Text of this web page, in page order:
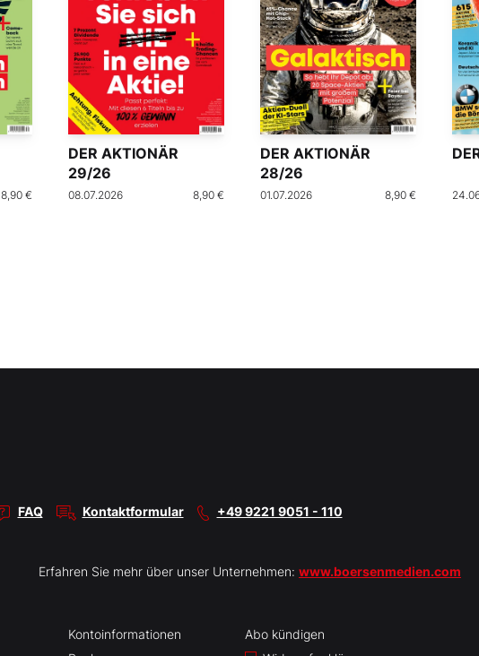
8,90 €
DER AKTIONÄR
29/26
08.07.2026 8,90 €
DER AKTIONÄR
28/26
01.07.2026 8,90 €
FAQ Kontaktformular +49 9221 9051 - 110
Erfahren Sie mehr über unser Unternehmen: www.boersenmedien.com
Kontoinformationen
Abo kündigen